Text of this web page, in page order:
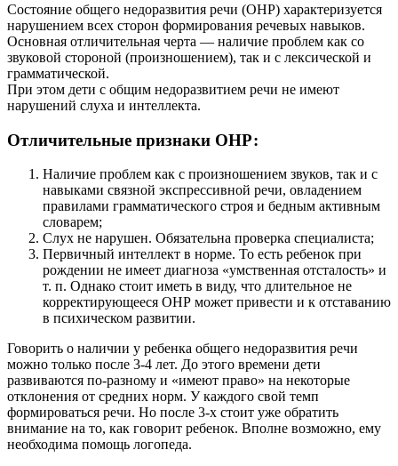
Состояние общего недоразвития речи (ОНР) характеризуется
нарушением всех сторон формирования речевых навыков.
Основная отличительная черта — наличие проблем как со
звуковой стороной (произношением), так и с лексической и
грамматической.
При этом дети с общим недоразвитием речи не имеют
нарушений слуха и интеллекта.
Отличительные признаки ОНР:
Наличие проблем как с произношением звуков, так и с
навыками связной экспрессивной речи, овладением
правилами грамматического строя и бедным активным
словарем;
Слух не нарушен. Обязательна проверка специалиста;
Первичный интеллект в норме. То есть ребенок при
рождении не имеет диагноза «умственная отсталость» и
т. п. Однако стоит иметь в виду, что длительное не
корректирующееся ОНР может привести и к отставанию
в психическом развитии.
Говорить о наличии у ребенка общего недоразвития речи
можно только после 3-4 лет. До этого времени дети
развиваются по-разному и «имеют право» на некоторые
отклонения от средних норм. У каждого свой темп
формироваться речи. Но после 3-х стоит уже обратить
внимание на то, как говорит ребенок. Вполне возможно, ему
необходима помощь логопеда.